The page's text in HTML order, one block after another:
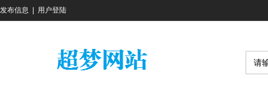
发布信息 用户登陆